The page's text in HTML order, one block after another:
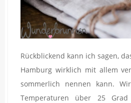
Rückblickend kann ich sagen,
Hamburg wirklich mit allem
sommerlich nennen kann.
Temperaturen über 25